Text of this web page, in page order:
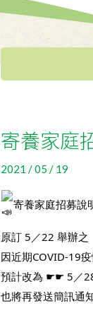
寄養家庭
2021 / 05 / 19
寄養家庭招募說
原訂 5／22 舉辦之
因近期COVID-19
預計改為 ☛☛ 5／
也將再發送簡訊通